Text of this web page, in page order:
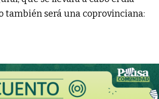
también será una coprovinciana: